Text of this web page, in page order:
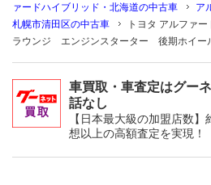
ァードハイブリッド・北海道の中古車
ア
札幌市清田区の中古車
トヨタ アルファ
ラウンジ エンジンスターター 後期ホイー
車買取・車査定はグー
話なし
【日本最大級の加盟店数
想以上の高額査定を実現！